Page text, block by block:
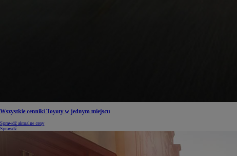
Wszystkie cenniki Toyoty w jednym miejscu
Sprawdź aktualne ceny
Sprawdź